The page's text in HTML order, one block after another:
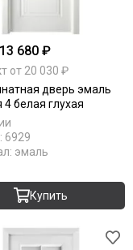
680 ₽
от 20 030 ₽
дверь эмаль
белая глухая
6929
эмаль
Купить